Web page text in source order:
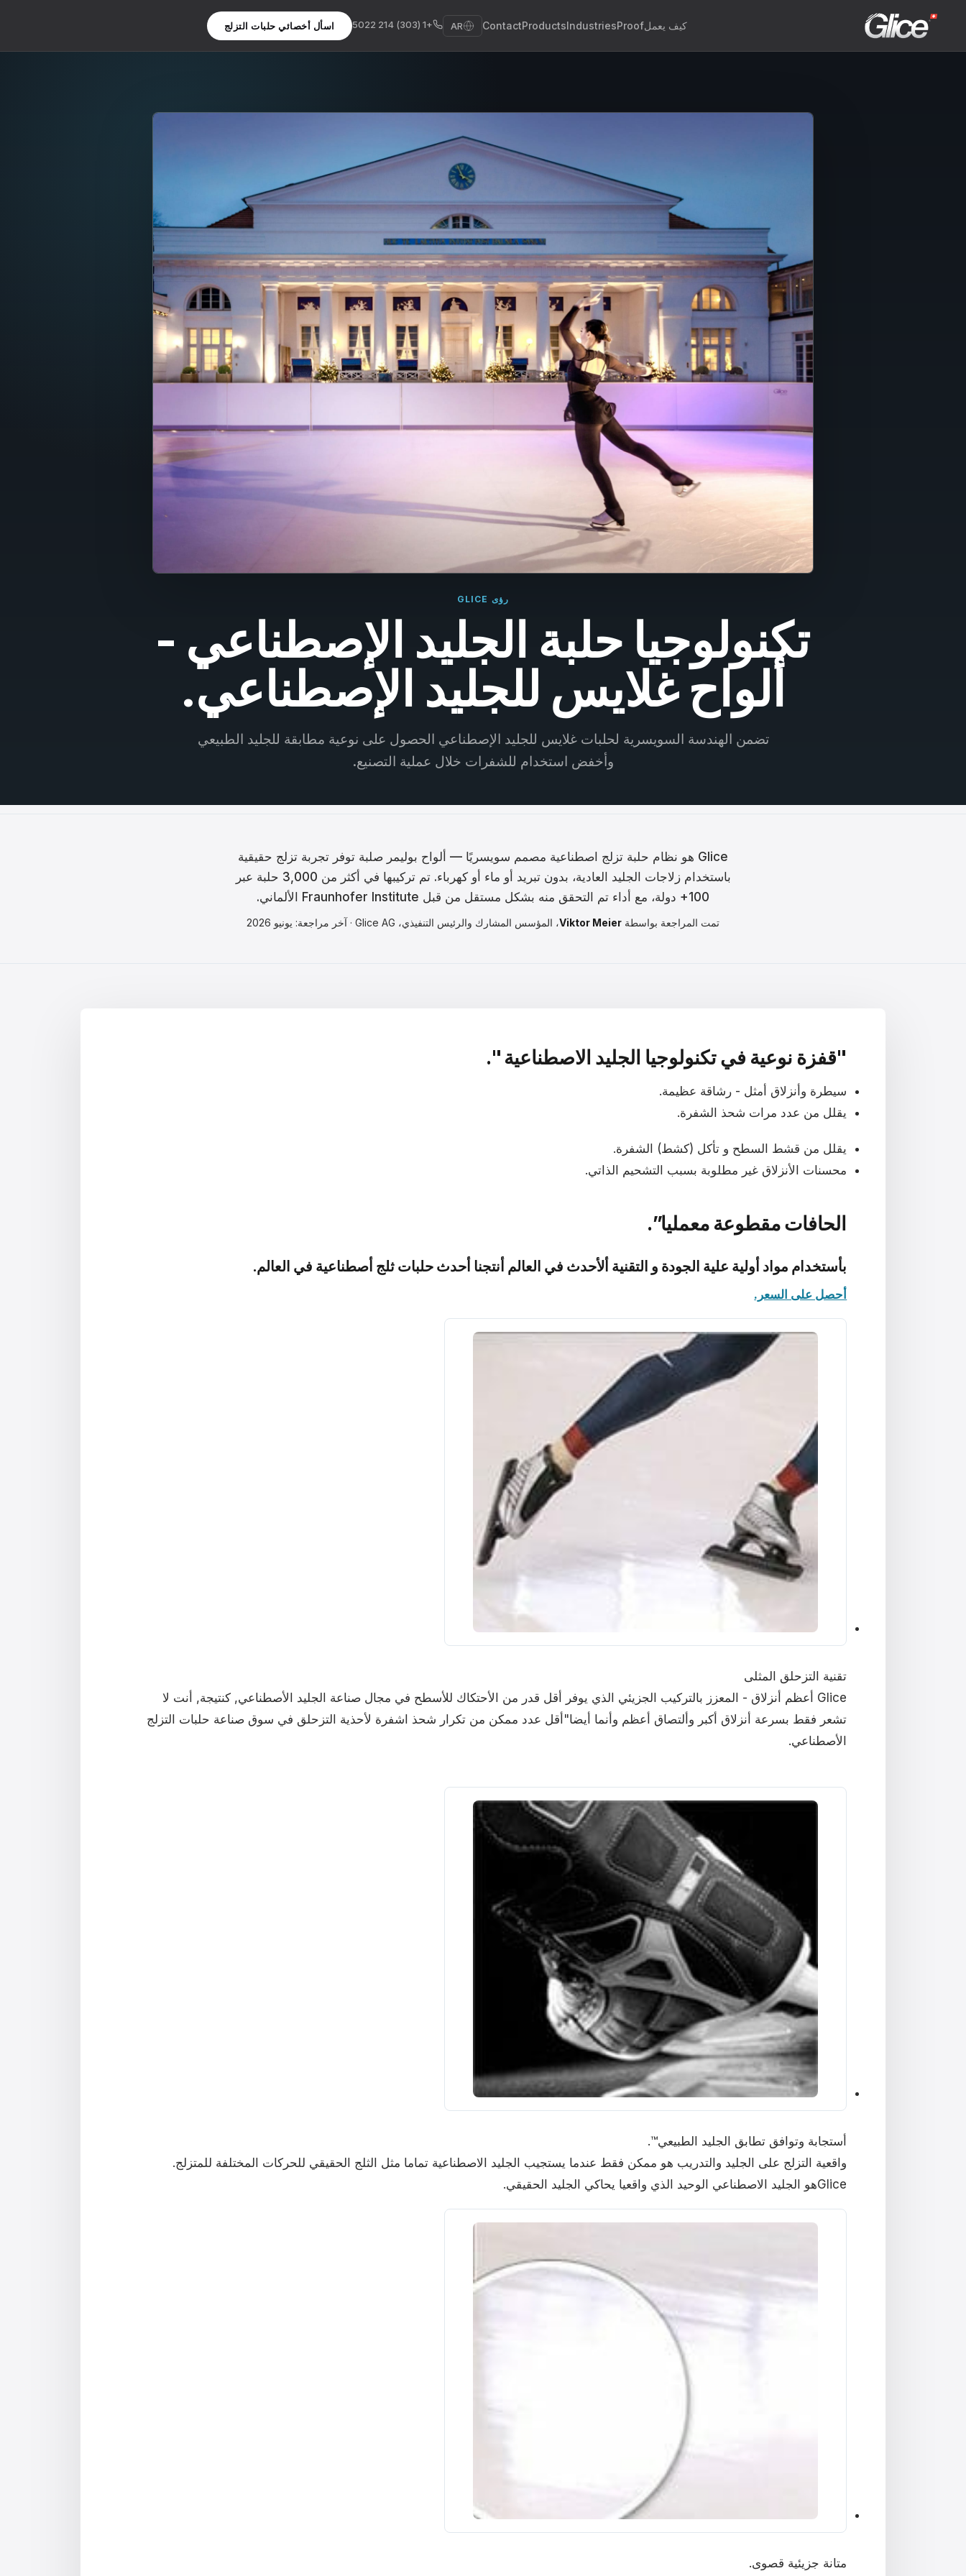
كيف يعملProof
Industries
Products
Contact
AR
+1 (303) 214 5022 اسأل أخصائي حلبات التزلج
English
Deutsch
Français
Nederlands
Español
Português
Svenska
Norsk
Polski
Čeština
Magyar
Română
한국어
Русский
Slovenčina
Türkçe
رؤى GLICE
تكنولوجيا حلبة الجليد الإصطناعي -
ألواح غلايس للجليد الإصطناعي.
تضمن الهندسة السويسرية لحلبات غلايس للجليد الإصطناعي الحصول على نوعية مطابقة للجليد الطبيعي
وأخفض استخدام للشفرات خلال عملية التصنيع.
Glice هو نظام حلبة تزلج اصطناعية مصمم سويسريًا — ألواح بوليمر صلبة توفر تجربة تزلج حقيقية
باستخدام زلاجات الجليد العادية، بدون تبريد أو ماء أو كهرباء. تم تركيبها في أكثر من 3,000 حلبة عبر
100+ دولة، مع أداء تم التحقق منه بشكل مستقل من قبل Fraunhofer Institute الألماني.
تمت المراجعة بواسطة Viktor Meier، المؤسس المشارك والرئيس التنفيذي، Glice AG · آخر مراجعة: يونيو 2026
"قفزة نوعية في تكنولوجيا الجليد الاصطناعية ".
سيطرة وأنزلاق أمثل - رشاقة عظيمة.
يقلل من عدد مرات شحذ الشفرة.
يقلل من قشط السطح و تأكل (كشط) الشفرة.
محسنات الأنزلاق غير مطلوبة بسبب التشحيم الذاتي.
الحافات مقطوعة معمليا”.
بأستخدام مواد أولية علية الجودة و التقنية ألأحدث في العالم أنتجنا أحدث حلبات ثلج أصطناعية في العالم.
أحصل على السعر.
تقنية التزحلق المثلى
Glice أعظم أنزلاق - المعزز بالتركيب الجزيئي الذي يوفر أقل قدر من الأحتكاك للأسطح في مجال صناعة الجليد الأصطناعي, كنتيجة, أنت لا
تشعر فقط بسرعة أنزلاق أكبر وألتصاق أعظم وأنما أيضا"أقل عدد ممكن من تكرار شحذ اشفرة لأحذية التزحلق في سوق صناعة حلبات التزلج
الأصطناعي.
أستجابة وتوافق تطابق الجليد الطبيعي™.
واقعية التزلج على الجليد والتدريب هو ممكن فقط عندما يستجيب الجليد الاصطناعية تماما مثل الثلج الحقيقي للحركات المختلفة للمتزلج.
Gliceهو الجليد الاصطناعي الوحيد الذي واقعيا يحاكي الجليد الحقيقي.
متانة جزيئية قصوى.